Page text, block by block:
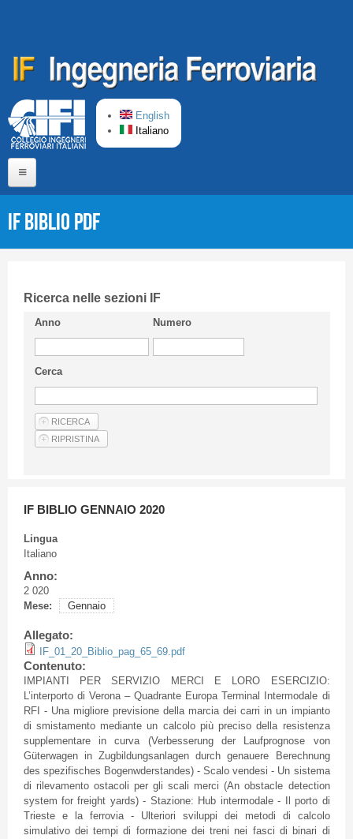
English
Italiano
CIFI in breve
Linee Guida
Privacy Policy
Articoli
IF Biblio PDF
Ricerca nelle sezioni IF
Anno Numero
Cerca
IF BIBLIO GENNAIO 2020
Lingua
Italiano
Anno:
2 020
Mese:
Gennaio
Allegato:
IF_01_20_Biblio_pag_65_69.pdf
Contenuto:
IMPIANTI PER SERVIZIO MERCI E LORO ESERCIZIO:
L’interporto di Verona – Quadrante Europa Terminal Intermodale di
RFI - Una migliore previsione della marcia dei carri in un impianto
di smistamento mediante un calcolo più preciso della resistenza
supplementare in curva (Verbesserung der Laufprognose von
Güterwagen in Zugbildungsanlagen durch genauere Berechnung
des spezifisches Bogenwderstandes) - Scalo vendesi - Un sistema
di rilevamento ostacoli per gli scali merci (An obstacle detection
system for freight yards) - Stazione: Hub intermodale - Il porto di
Trieste e la ferrovia - Ulteriori sviluppi dei metodi di calcolo
simulativo dei tempi di formazione dei treni nei fasci di binari di